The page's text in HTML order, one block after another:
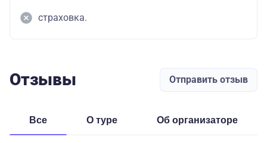
страховка.
Отзывы Отправить отзыв
Все о туре об организаторе